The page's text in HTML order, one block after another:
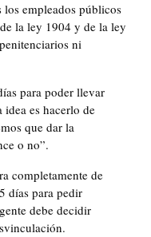
los empleados públicos
la ley 1904 y de la ley
ni
para poder llevar
idea es hacerlo de
que dar la
o no”.
completamente de
días para pedir
debe decidir